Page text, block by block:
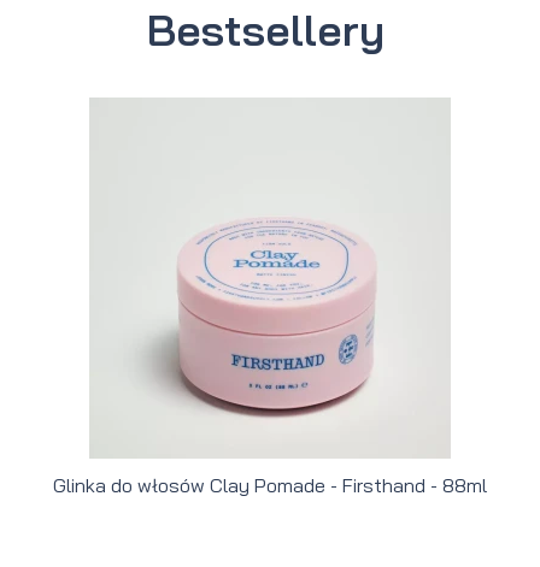
Bestsellery
Glinka do włosów Clay Pomade - Firsthand - 88ml